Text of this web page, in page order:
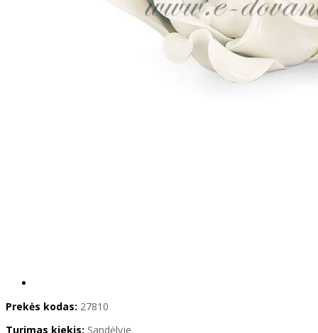
Prekės kodas: 27810
Turimas kiekis: Sandėlyje